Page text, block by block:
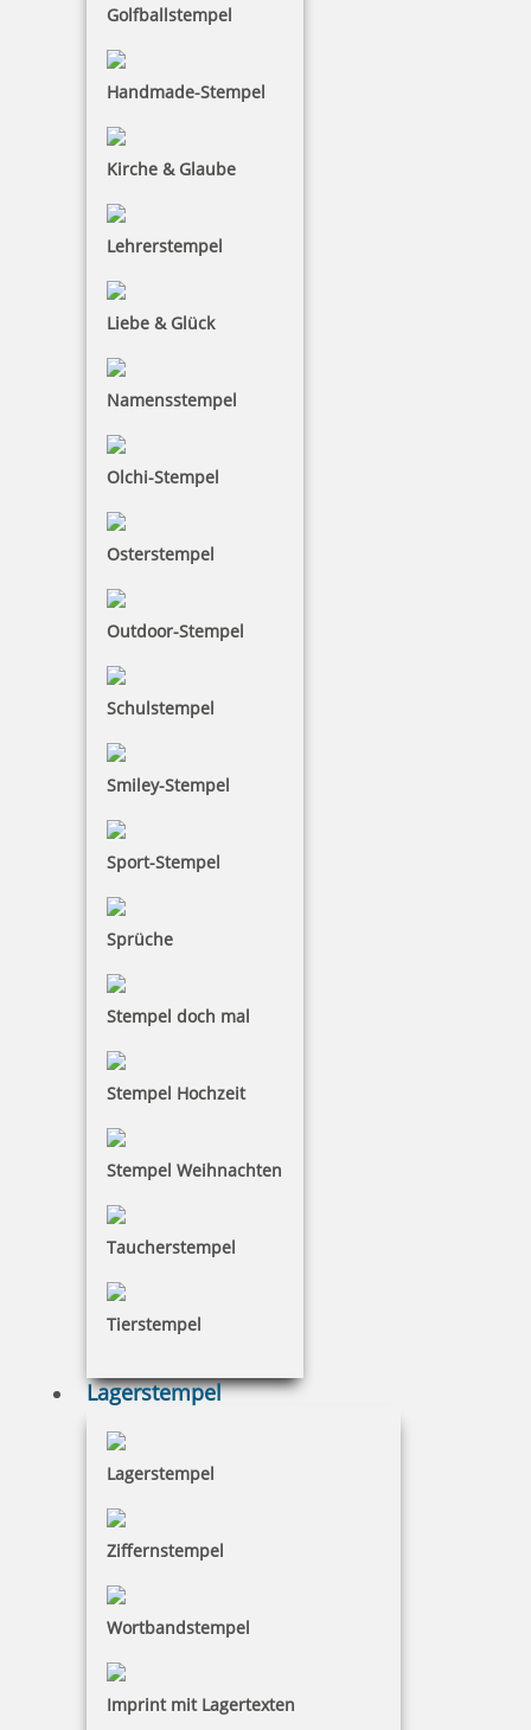
Golfballstempel
Handmade-Stempel
Kirche & Glaube
Lehrerstempel
Liebe & Glück
Namensstempel
Olchi-Stempel
Osterstempel
Outdoor-Stempel
Schulstempel
Smiley-Stempel
Sport-Stempel
Sprüche
Stempel doch mal
Stempel Hochzeit
Stempel Weihnachten
Taucherstempel
Tierstempel
Lagerstempel
Lagerstempel
Ziffernstempel
Wortbandstempel
Imprint mit Lagertexten
Colop WOODIES Stempelkissen Grüntöne
Colop Ersatzkissen E/10 (Printer 10, C10, Mini Dater S 120, S 126,
S120/W, S 160)
Colop Ersatzkissen E/12 (Mini Print S 110, Mini Dater S120/DD, S
120/P, S 120/WD, S 160/DD, S 120/13